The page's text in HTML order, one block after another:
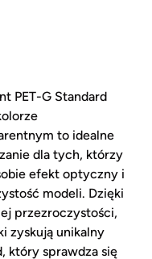
PET-G Standard
to idealne
dla tych, którzy
efekt optyczny i
modeli. Dzięki
przezroczystości,
zyskują unikalny
który sprawdza się